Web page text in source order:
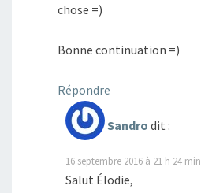
chose =)
Bonne continuation =)
Répondre
Sandro dit :
16 septembre 2016 à 21 h 24 min
Salut Élodie,